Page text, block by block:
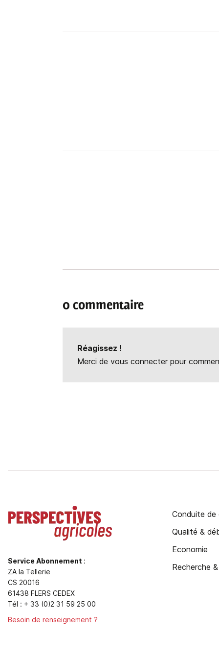
0 commentaire
Réagissez !
Merci de vous connecter pour
Service Abonnement :
ZA la Tellerie
CS 20016
61438 FLERS CEDEX
Tél : + 33 (0)2 31 59 25 00
Besoin de renseignement ?
Conduite de
Qualité &
Economie
Recherche